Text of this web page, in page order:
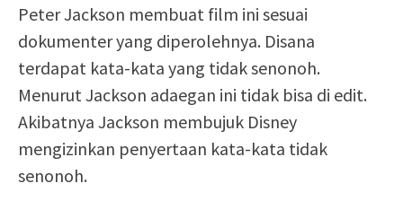
Peter Jackson membuat film ini sesuai
dokumenter yang diperolehnya. Disana
terdapat kata-kata yang tidak senonoh.
Menurut Jackson adaegan ini tidak bisa di edit.
Akibatnya Jackson membujuk Disney
mengizinkan penyertaan kata-kata tidak
senonoh.